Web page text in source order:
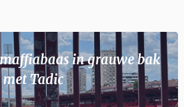
in grauwe bak
met Tadic